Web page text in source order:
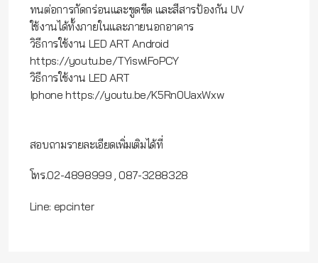
ทนต่อการกัดกร่อนและขูดขีด และสีสารป้องกัน UV
ใช้งานได้ทั้งภายในและภายนอกอาคาร
วิธีการใช้งาน LED ART Android
https://youtu.be/TYiswlFoPCY
วิธีการใช้งาน LED ART
Iphonehttps://youtu.be/K5Rn0UaxWxw
สอบถามรายละเอียดเพิ่มเติมได้ที่
โทร.02-4898999 , 087-3288328
Line: epcinter